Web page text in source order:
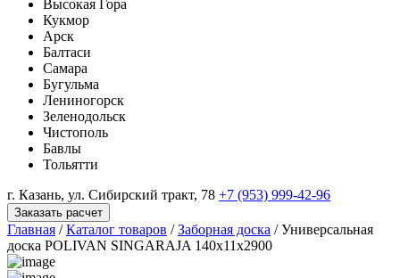
Высокая Гора
Кукмор
Арск
Балтаси
Самара
Бугульма
Лениногорск
Зеленодольск
Чистополь
Бавлы
Тольятти
г. Казань, ул. Сибирский тракт, 78 +7 (953) 999-42-96
Заказать расчет
Главная / Каталог товаров / Заборная доска /Универсальная
доска POLIVAN SINGARAJA 140х11х2900